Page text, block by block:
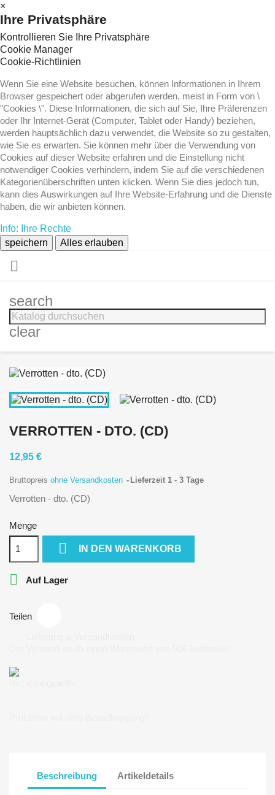
×
Ihre Privatsphäre
Kontrollieren Sie Ihre Privatsphäre
Cookie Manager
Cookie-Richtlinien
Wenn Sie eine Website besuchen, können Informationen in Ihrem
Browser gespeichert oder abgerufen werden, meist in Form von \
"Cookies \". Diese Informationen, die sich auf Sie, Ihre Präferenzen
oder Ihr Internet-Gerät (Computer, Tablet oder Handy) beziehen,
werden hauptsächlich dazu verwendet, die Website so zu gestalten,
wie Sie es erwarten. Sie können mehr über die Verwendung von
Cookies auf dieser Website erfahren und die Einstellung nicht
notwendiger Cookies verhindern, indem Sie auf die verschiedenen
Kategorienüberschriften unten klicken. Wenn Sie dies jedoch tun,
kann dies Auswirkungen auf Ihre Website-Erfahrung und die Dienste
haben, die wir anbieten können.
Info: Ihre Rechte
speichern
Alles erlauben

search
clear
VERROTTEN - DTO. (CD)
12,95 €
Bruttopreis ohne Versandkosten Lieferzeit 1 - 3 Tage
Verrotten - dto. (CD)
Menge
 IN DEN WARENKORB
 Auf Lager
Teilen
Beschreibung Artikeldetails